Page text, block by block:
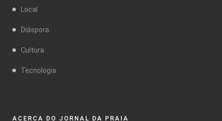
Local
Diáspora
Cultura
Tecnologia
ACERCA DO JORNAL DA PRAIA